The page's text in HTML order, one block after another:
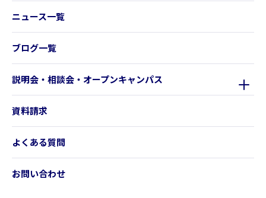
ニュース一覧
ブログ一覧
説明会・相談会・オープンキャンパス
資料請求
よくある質問
お問い合わせ